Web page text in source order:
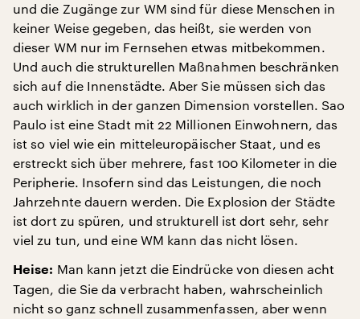
und die Zugänge zur WM sind für diese Menschen in
keiner Weise gegeben, das heißt, sie werden von
dieser WM nur im Fernsehen etwas mitbekommen.
Und auch die strukturellen Maßnahmen beschränken
sich auf die Innenstädte. Aber Sie müssen sich das
auch wirklich in der ganzen Dimension vorstellen. Sao
Paulo ist eine Stadt mit 22 Millionen Einwohnern, das
ist so viel wie ein mitteleuropäischer Staat, und es
erstreckt sich über mehrere, fast 100 Kilometer in die
Peripherie. Insofern sind das Leistungen, die noch
Jahrzehnte dauern werden. Die Explosion der Städte
ist dort zu spüren, und strukturell ist dort sehr, sehr
viel zu tun, und eine WM kann das nicht lösen.
Heise: Man kann jetzt die Eindrücke von diesen acht
Tagen, die Sie da verbracht haben, wahrscheinlich
nicht so ganz schnell zusammenfassen, aber wenn